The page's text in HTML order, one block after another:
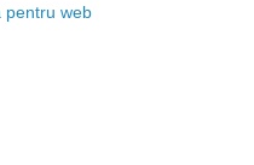
pentru web